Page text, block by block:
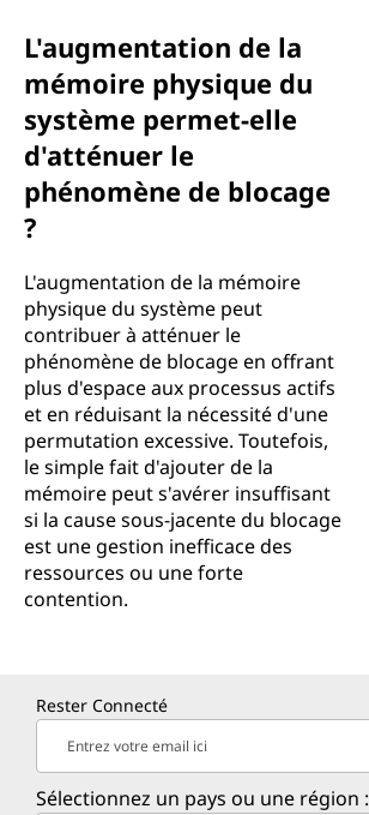
L'augmentation de la
mémoire physique du
système permet-elle
d'atténuer le
phénomène de blocage
?
L'augmentation de la mémoire
physique du système peut
contribuer à atténuer le
phénomène de blocage en offrant
plus d'espace aux processus actifs
et en réduisant la nécessité d'une
permutation excessive. Toutefois,
le simple fait d'ajouter de la
mémoire peut s'avérer insuffisant
si la cause sous-jacente du blocage
est une gestion inefficace des
ressources ou une forte
contention.
Rester Connecté
Entrez votre email ici
Sélectionnez un pays ou une région :